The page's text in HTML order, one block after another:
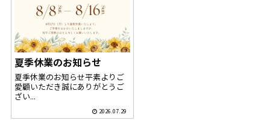
夏季休業のお知らせ
夏季休業のお知らせ平素よりご
愛顧いただき誠にありがとうご
ざい...
2026.07.29